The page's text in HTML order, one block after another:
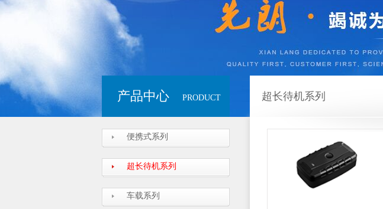
产品中心 PRODUCT
便携式系列
超长待机系列
车载系列
超长待机系列